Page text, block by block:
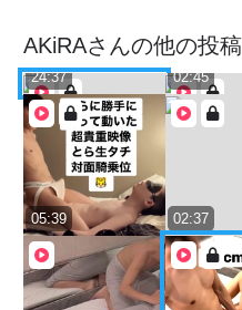
AKiRAさんの他の投稿
24:37 02:45
05:39 02:37